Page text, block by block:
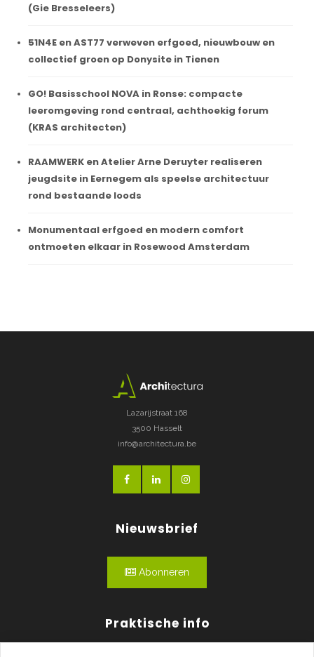
(Gie Bresseleers)
51N4E en AST77 verweven erfgoed, nieuwbouw en
collectief groen op Donysite in Tienen
GO! Basisschool NOVA in Ronse: compacte
leeromgeving rond centraal, achthoekig forum
(KRAS architecten)
RAAMWERK en Atelier Arne Deruyter realiseren
jeugdsite in Eernegem als speelse architectuur
rond bestaande loods
Monumentaal erfgoed en modern comfort
ontmoeten elkaar in Rosewood Amsterdam
Lazarijstraat 168
3500 Hasselt
info@architectura.be
Nieuwsbrief
Abonneren
Praktische info